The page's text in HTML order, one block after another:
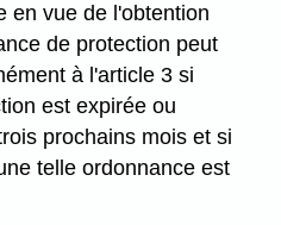
en vue de l'obtention
de protection peut
à l'article 3 si
est expirée ou
prochains mois et si
telle ordonnance est